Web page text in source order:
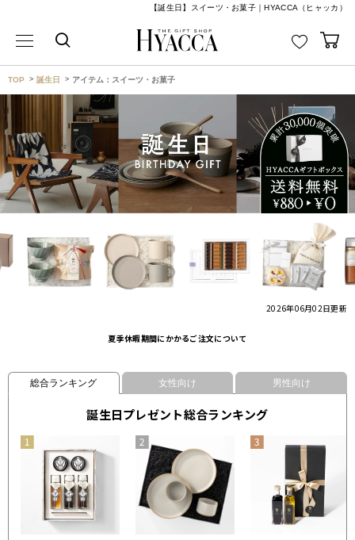
【誕生日】スイーツ・お菓子｜HYACCA（ヒャッカ）
TOP 誕生日 アイテム：スイーツ・お菓子
2026年06月02日更新
夏季休暇期間にかかるご注文について
総合ランキング 女性向け 男性向け
誕生日プレゼント総合ランキング